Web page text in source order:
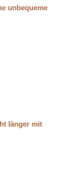
unbequeme
länger mit